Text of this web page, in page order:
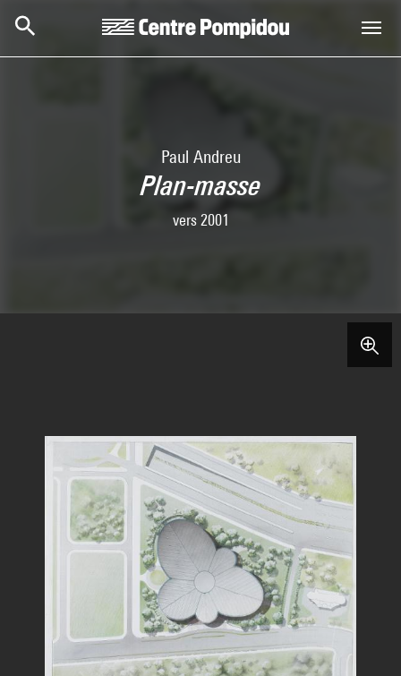
Paul Andreu
Plan-masse
vers 2001